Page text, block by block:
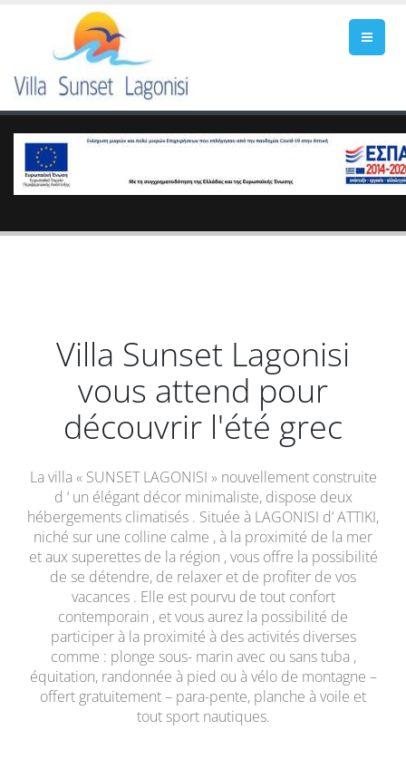
Villa Sunset Lagonisi
vous attend pour
découvrir l'été grec
La villa « SUNSET LAGONISI » nouvellement construite
d ‘ un élégant décor minimaliste, dispose deux
hébergements climatisés . Située à LAGONISI d’ ATTIKI,
niché sur une colline calme , à la proximité de la mer
et aux superettes de la région , vous offre la possibilité
de se détendre, de relaxer et de profiter de vos
vacances . Elle est pourvu de tout confort
contemporain , et vous aurez la possibilité de
participer à la proximité à des activités diverses
comme : plonge sous- marin avec ou sans tuba ,
équitation, randonnée à pied ou à vélo de montagne –
offert gratuitement – para-pente, planche à voile et
tout sport nautiques.